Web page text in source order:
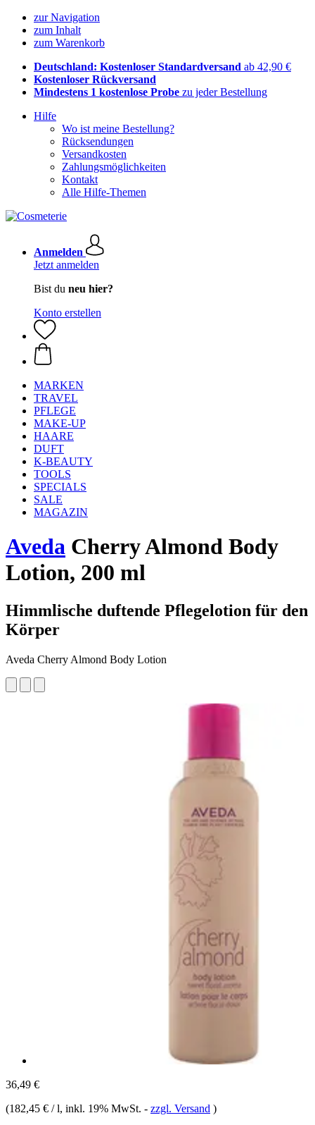
zur Navigation
zum Inhalt
zum Warenkorb
Deutschland: Kostenloser Standardversand ab 42,90 €
Kostenloser Rückversand
Mindestens 1 kostenlose Probe zu jeder Bestellung
Hilfe
Wo ist meine Bestellung?
Rücksendungen
Versandkosten
Zahlungsmöglichkeiten
Kontakt
Alle Hilfe-Themen
Anmelden
Jetzt anmelden
Bist du neu hier?
Konto erstellen
MARKEN
TRAVEL
PFLEGE
MAKE-UP
HAARE
DUFT
K-BEAUTY
TOOLS
SPECIALS
SALE
MAGAZIN
Aveda Cherry Almond Body
Lotion, 200 ml
Himmlische duftende Pflegelotion für den
Körper
Aveda Cherry Almond Body Lotion
36,49 €
(182,45 € / l, inkl. 19% MwSt. - zzgl. Versand )